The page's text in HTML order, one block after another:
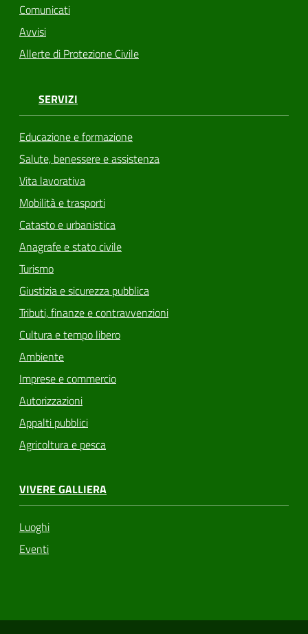
Comunicati
Avvisi
Allerte di Protezione Civile
SERVIZI
Educazione e formazione
Salute, benessere e assistenza
Vita lavorativa
Mobilità e trasporti
Catasto e urbanistica
Anagrafe e stato civile
Turismo
Giustizia e sicurezza pubblica
Tributi, finanze e contravvenzioni
Cultura e tempo libero
Ambiente
Imprese e commercio
Autorizzazioni
Appalti pubblici
Agricoltura e pesca
VIVERE GALLIERA
Luoghi
Eventi